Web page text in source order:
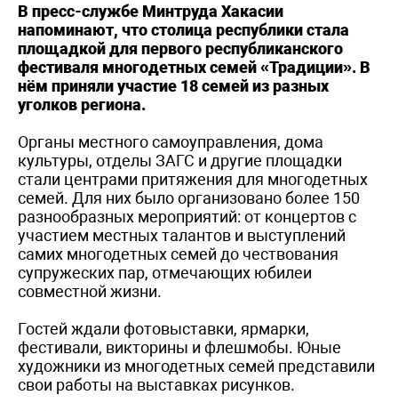
В пресс-службе Минтруда Хакасии
напоминают, что столица республики стала
площадкой для первого республиканского
фестиваля многодетных семей «Традиции». В
нём приняли участие 18 семей из разных
уголков региона.
Органы местного самоуправления, дома
культуры, отделы ЗАГС и другие площадки
стали центрами притяжения для многодетных
семей. Для них было организовано более 150
разнообразных мероприятий: от концертов с
участием местных талантов и выступлений
самих многодетных семей до чествования
супружеских пар, отмечающих юбилеи
совместной жизни.
Гостей ждали фотовыставки, ярмарки,
фестивали, викторины и флешмобы. Юные
художники из многодетных семей представили
свои работы на выставках рисунков.